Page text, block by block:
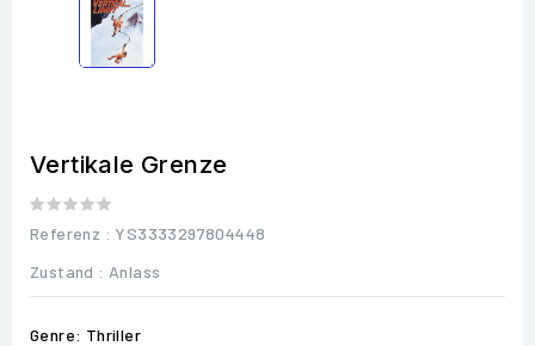
Vertikale Grenze
Referenz : YS3333297804448
Zustand : Anlass
Genre: Thriller